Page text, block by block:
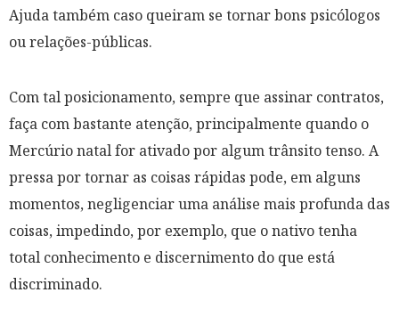
Ajuda também caso queiram se tornar bons psicólogos
ou relações-públicas.
Com tal posicionamento, sempre que assinar contratos,
faça com bastante atenção, principalmente quando o
Mercúrio natal for ativado por algum trânsito tenso. A
pressa por tornar as coisas rápidas pode, em alguns
momentos, negligenciar uma análise mais profunda das
coisas, impedindo, por exemplo, que o nativo tenha
total conhecimento e discernimento do que está
discriminado.